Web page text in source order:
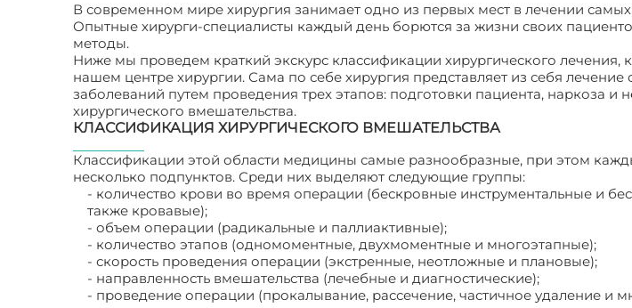
В современном мире хирургия занимает одно из первых мест в лечении
Опытные хирурги-специалисты каждый день борются за жизни своих
методы.
Ниже мы проведем краткий экскурс классификации хирургического лечения,
нашем центре хирургии. Сама по себе хирургия представляет из себя лечение
заболеваний путем проведения трех этапов: подготовки пациента, наркоза и
хирургического вмешательства.
КЛАССИФИКАЦИЯ ХИРУРГИЧЕСКОГО ВМЕШАТЕЛЬСТВА
Классификации этой области медицины самые разнообразные, при этом
несколько подпунктов. Среди них выделяют следующие группы:
- количество крови во время операции (бескровные инструментальные и
также кровавые);
- объем операции (радикальные и паллиактивные);
- количество этапов (одномоментные, двухмоментные и многоэтапные);
- скорость проведения операции (экстренные, неотложные и плановые);
- направленность вмешательства (лечебные и диагностические);
- проведение операции (прокалывание, рассечение, частичное удаление и